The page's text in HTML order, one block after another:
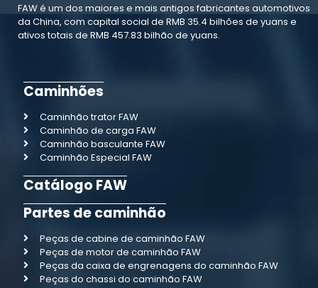
FAW é um dos maiores e mais antigos fabricantes automotivos
da China, com capital social de RMB 35.4 bilhões de yuans e
ativos totais de RMB 457.83 bilhão de yuans.
Caminhões
Caminhão trator FAW
Caminhão de carga FAW
Caminhão basculante FAW
Caminhão Especial FAW
Catálogo FAW
Partes de caminhão
Peças de cabine de caminhão FAW
Peças de motor de caminhão FAW
Peças da caixa de engrenagens do caminhão FAW
Peças do chassi do caminhão FAW